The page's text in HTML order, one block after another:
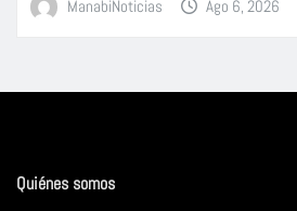
ManabiNoticias Ago 6, 2026
Quiénes somos